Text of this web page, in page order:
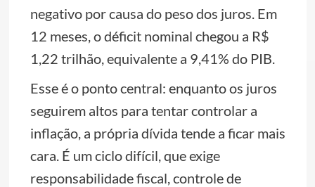
negativo por causa do peso dos juros. Em
12 meses, o déficit nominal chegou a R$
1,22 trilhão, equivalente a 9,41% do PIB.
Esse é o ponto central: enquanto os juros
seguirem altos para tentar controlar a
inflação, a própria dívida tende a ficar mais
cara. É um ciclo difícil, que exige
responsabilidade fiscal, controle de